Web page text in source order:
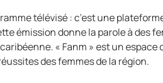
télévisé : c’est une
émission donne la parole à des
« Fanm » est un
des femmes de la région.